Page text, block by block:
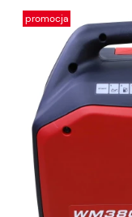
promocja